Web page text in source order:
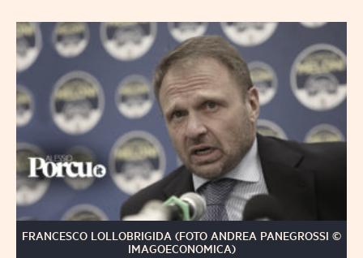
FRANCESCO LOLLOBRIGIDA (FOTO ANDREA PANEGROSSI ©
IMAGOECONOMICA)